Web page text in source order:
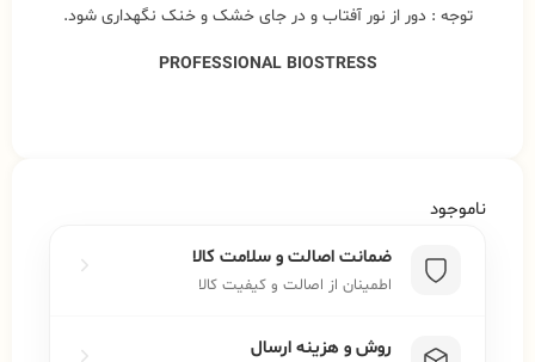
توجه : دور از نور آفتاب و در جای خشک و خنک نگهداری شود.
PROFESSIONAL BIOSTRESS
ناموجود
ضمانت اصالت و سلامت کالا
اطمینان از اصالت و کیفیت کالا
روش و هزینه ارسال